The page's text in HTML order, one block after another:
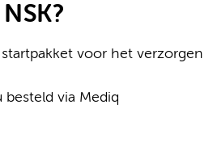
voor het verzorgen
via Mediq